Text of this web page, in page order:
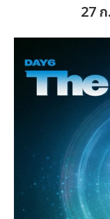
27